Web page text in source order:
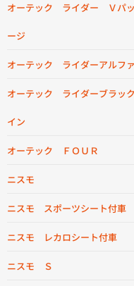
オーテック ライダー Ｖパ
ージ
オーテック ライダーアルフ
オーテック ライダーブラッ
イン
オーテック ＦＯＵＲ
ニスモ
ニスモ スポーツシート付車
ニスモ レカロシート付車
ニスモ Ｓ